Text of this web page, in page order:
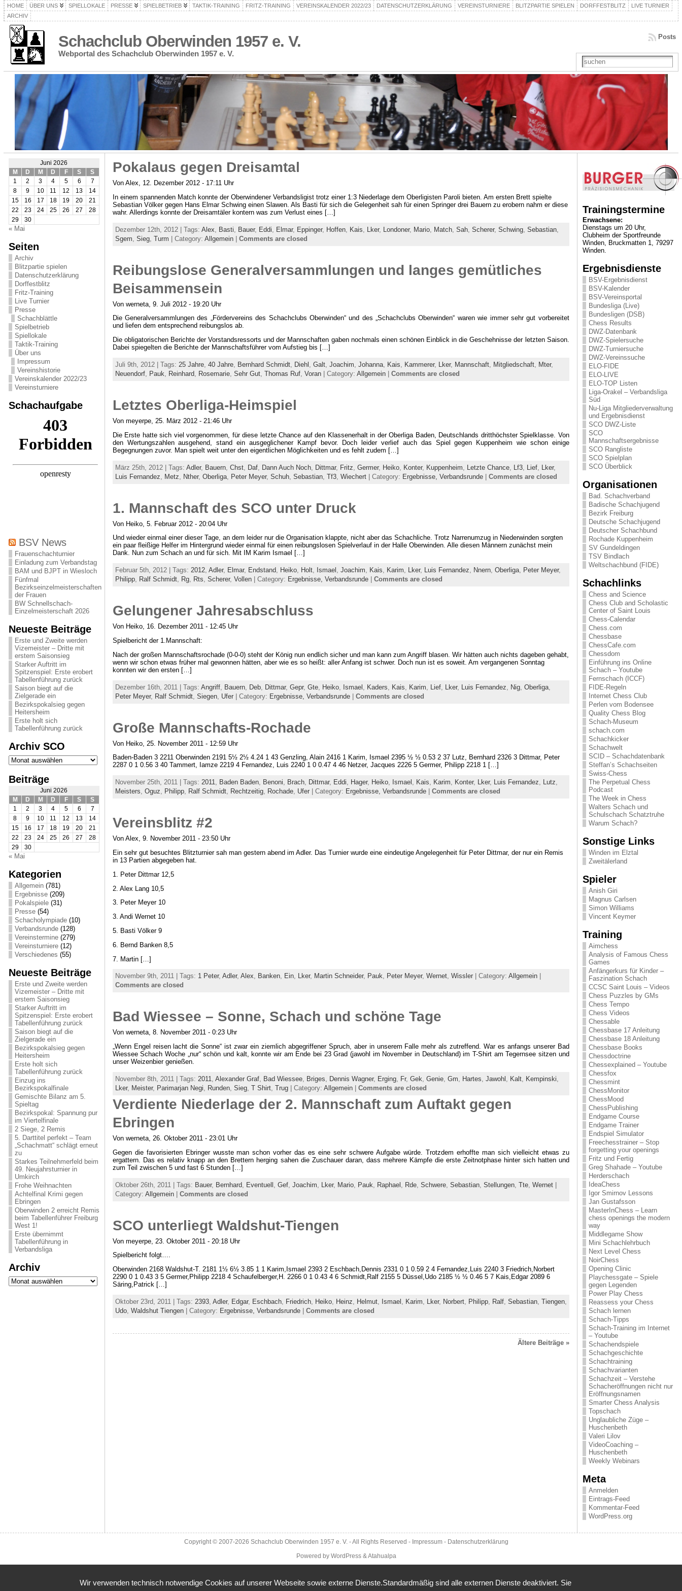
HOME ÜBER UNS SPIELLOKALE PRESSE SPIELBETRIEB TAKTIK-TRAINING FRITZ-TRAINING VEREINSKALENDER 2022/23 DATENSCHUTZERKLÄRUNG VEREINSTURNIERE BLITZPARTIE SPIELEN DORFFESTBLITZ
LIVE TURNIER
ARCHIV
Schachclub Oberwinden 1957 e. V.
Webportal des Schachclub Oberwinden 1957 e. V.
Posts
Juni 2026
M
D M D F S
S
1
2 3 4 5 6
7
8
9 10 11 12 13
14
15
16 17 18 19 20
21
22
23 24 25 26 27
28
29
30
« Mai
Seiten
Archiv
Blitzpartie spielen
Datenschutzerklärung
Dorffestblitz
Fritz-Training
Live Turnier
Presse
Schachblättle
Spielbetrieb
Spiellokale
Taktik-Training
Über uns
Impressum
Vereinshistorie
Vereinskalender 2022/23
Vereinsturniere
Schachaufgabe
BSV News
Frauenschachturnier
Einladung zum Verbandstag
BAM und BJPT in Wiesloch
Fünfmal
Bezirkseinzelmeisterschaften
der Frauen
BW Schnellschach-
Einzelmeisterschaft 2026
Neueste Beiträge
Erste und Zweite werden
Vizemeister – Dritte mit
erstem Saisonsieg
Starker Auftritt im
Spitzenspiel: Erste erobert
Tabellenführung zurück
Saison biegt auf die
Zielgerade ein
Bezirkspokalsieg gegen
Heitersheim
Erste holt sich
Tabellenführung zurück
Archiv SCO
Archiv
SCO
Beiträge
Juni 2026
M
D M D F S
S
1
2 3 4 5 6
7
8
9 10 11 12 13
14
15
16 17 18 19 20
21
22
23 24 25 26 27
28
29
30
« Mai
Kategorien
Allgemein(781)
Ergebnisse(209)
Pokalspiele(31)
Presse(54)
Schacholympiade(10)
Verbandsrunde(128)
Vereinstermine(279)
Vereinsturniere(12)
Verschiedenes (55)
Neueste Beiträge
Erste und Zweite werden
Vizemeister – Dritte mit
erstem Saisonsieg
Starker Auftritt im
Spitzenspiel: Erste erobert
Tabellenführung zurück
Saison biegt auf die
Zielgerade ein
Bezirkspokalsieg gegen
Heitersheim
Erste holt sich
Tabellenführung zurück
Einzug ins
Bezirkspokalfinale
Gemischte Bilanz am 5.
Spieltag
Bezirkspokal: Spannung pur
im Viertelfinale
2 Siege, 2 Remis
5. Darttitel perfekt – Team
„Schachmatt“ schlägt erneut
zu
Starkes Teilnehmerfeld beim
49. Neujahrsturnier in
Umkirch
Frohe Weihnachten
Achtelfinal Krimi gegen
Ebringen
Oberwinden 2 erreicht Remis
beim Tabellenführer Freiburg
West 1!
Erste übernimmt
Tabellenführung in
Verbandsliga
Archiv
Archiv
Pokalaus gegen Dreisamtal
Von Alex, 12. Dezember 2012 - 17:11 Uhr
In einem spannenden Match konnte der Oberwindener Verbandsligist trotz einer 1:3 Niederlage dem Oberligisten Paroli bieten. Am ersten Brett spielte
Sebastian Völker gegen Hans Elmar Schwing einen Slawen. Als Basti für sich die Gelegenheit sah für einen Springer drei Bauern zu erobern nahm er diese
wahr. Allerdings konnte der Dreisamtäler kontern was zum Verlust eines […]
Dezember 12th, 2012 | Tags: Alex Basti Bauer, Eddi Elmar, Eppinger, Hoffen, Kais Lker, Londoner, Mario, Match, Sah, Scherer, Schwing, Sebastian,
Sgem Sieg, Turm | Category: Allgemein| Comments are closed
Reibungslose Generalversammlungen und langes gemütliches
Beisammensein
Von werneta, 9. Juli 2012 - 19:20 Uhr
Die Generalversammlungen des „Fördervereins des Schachclubs Oberwinden“ und des „Schachclubs Oberwinden“ waren wie immer sehr gut vorbereitet
und liefen dem entsprechend reibungslos ab.
Die obligatorischen Berichte der Vorstandsressorts und der Mannschaften gaben nochmals einen schönen Einblick in die Geschehnisse der letzten Saison.
Dabei spiegelten die Berichte der Mannschaftsführer vom Aufstieg bis […]
Juli 9th, 2012 | Tags: 25 Jahre, 40 Jahre, Bernhard Schmidt, Diehl Galt, Joachim Johanna, Kais Kammerer, Lker, Mannschaft, Mitgliedschaft, Mter,
Neuendorf, Pauk Reinhard Rosemarie, Sehr Gut, Thomas Ruf, Voran| Category: Allgemein| Comments are closed
Letztes Oberliga-Heimspiel
Von meyerpe, 25. März 2012 - 21:46 Uhr
Die Erste hatte sich viel vorgenommen, für diese letzte Chance auf den Klassenerhalt in der Oberliga Baden, Deutschlands dritthöchster Spielklasse. Von
den Wertungszahlen ausgehend, stand ein ausgeglichener Kampf bevor. Doch leider verlief auch das Spiel gegen Kuppenheim wie schon einige
Begegnungen zuvor. Man spielt weit unter den eigentlichen Möglichkeiten und es fehlt zudem […]
März 25th, 2012 | Tags: Adler, Bauern, Chst, Daf, Dann Auch Noch, Dittmar, Fritz Germer, Heiko, Konter, Kuppenheim Letzte Chance, Lf3, Lief, Lker,
Luis Fernandez
Metz Nther, Oberliga, Peter Meyer, Schuh, Sebastian, Tf3, Wiechert| Category: Ergebnisse, Verbandsrunde| Comments are closed
1. Mannschaft des SCO unter Druck
Von Heiko, 5. Februar 2012 - 20:04 Uhr
Und wieder einmal einer dieser Tage, an dem leider nur die Organisation klappte, nicht aber das Schachliche. Trotz Narrenumzug in Niederwinden sorgten
ein paar fleißige Helfer im Hintergrund wieder einmal für einen reibungslosen Spielverlauf in der Halle Oberwinden. Alle diesen Männern zunächst mein
Dank. Nun zum Schach an und für sich. Mit IM Karim Ismael […]
Februar 5th, 2012 | Tags: 2012, Adler, Elmar, Endstand, Heiko, Holt, Ismael , Joachim, Kais, Karim, Lker, Luis Fernandez, Nnern, Oberliga, Peter Meyer,
Philipp, Ralf Schmidt, Rg, Rts, Scherer, Vollen| Category: Ergebnisse, Verbandsrunde| Comments are closed
Gelungener Jahresabschluss
Von Heiko, 16. Dezember 2011 - 12:45 Uhr
Spielbericht der 1.Mannschaft:
Nach der großen Mannschaftsrochade (0-0-0) steht der König nun endlich sicher und man kann zum Angriff blasen. Wir hätten auch nichts dageben gehabt,
wenn wir schon etwas früher mal gewonnen hätten, aber wie es so heißt: aller Anfang ist schwer. Doch nun ist es soweit. Am vergangenen Sonntag
konnten wir den ersten […]
Dezember 16th, 2011 | Tags: Angriff, Bauern, Deb, Dittmar, Gepr, Gte, Heiko, Ismael Kaders Kais Karim Lief, Lker, Luis Fernandez Nig, Oberliga,
Peter Meyer, Ralf Schmidt, Siegen, Ufer| Category: Ergebnisse, Verbandsrunde| Comments are closed
Große Mannschafts-Rochade
Von Heiko, 25. November 2011 - 12:59 Uhr
Baden-Baden 3 2211 Oberwinden 2191 5½ 2½ 4.24 1 43 Genzling, Alain 2416 1 Karim, Ismael 2395 ½ ½ 0.53 2 37 Lutz, Bernhard 2326 3 Dittmar, Peter
2287 0 1 0.56 3 40 Tammert, Iamze 2219 4 Fernandez, Luis 2240 1 0 0.47 4 46 Netzer, Jacques 2226 5 Germer, Philipp 2218 1 […]
November 25th, 2011 | Tags: 2011, Baden Baden, Benoni, Brach, Dittmar, Eddi, Hager, Heiko, Ismael , Kais, Karim, Konter, Lker, Luis Fernandez, Lutz,
Meisters, Oguz, Philipp, Ralf Schmidt, Rechtzeitig, Rochade, Ufer| Category: Ergebnisse, Verbandsrunde| Comments are closed
Vereinsblitz #2
Von Alex, 9. November 2011 - 23:50 Uhr
Ein sehr gut besuchtes Blitzturnier sah man gestern abend im Adler. Das Turnier wurde eine eindeutige Angelegenheit für Peter Dittmar, der nur ein Remis
in 13 Partien abgegeben hat.
1. Peter Dittmar 12,5
2. Alex Lang 10,5
3. Peter Meyer 10
3. Andi Wernet 10
5. Basti Völker 9
6. Bernd Banken 8,5
7. Martin […]
November 9th, 2011 | Tags: 1 Peter, Adler, Alex, Banken, Ein, Lker, Martin Schneider, Pauk, Peter Meyer, Wernet, Wissler| Category: Allgemein|
Comments are closed
Bad Wiessee – Sonne, Schach und schöne Tage
Von werneta, 8. November 2011 - 0:23 Uhr
„Wenn Engel reisen lacht die Sonne“ ist zwar ein ziemlich abgegriffener Spruch, aber in unserem Falle mehr als zutreffend. War es anfangs unserer Bad
Wiessee Schach Woche „nur“ schön und kalt, konnte wir am Ende bei 23 Grad (jawohl im November in Deutschland) im T-Shirt am Tegernsee sitzen und
unser Weizenbier genießen.
November 8th, 2011 | Tags: 2011 Alexander Graf, Bad Wiessee, Briges Dennis Wagner, Erging, Fr, Gek Genie, Gm Hartes Jawohl Kalt, Kempinski
Lker, Meister, Parimarjan Negi Runden, Sieg, T Shirt, Trug| Category: Allgemein| Comments are closed
Verdiente Niederlage der 2. Mannschaft zum Auftakt gegen
Ebringen
Von werneta, 26. Oktober 2011 - 23:01 Uhr
Gegen die favorisierten Ebringer wusste man schon vorher das es eine sehr schwere Aufgabe würde. Trotzdem erhoffte man sich vielleicht etwas zu
ergattern. Das es relativ knapp an den Brettern herging sahen die Zuschauer daran, dass mehrere Kämpfe die erste Zeitnotphase hinter sich hatten und
zum Teil zwischen 5 und fast 6 Stunden […]
Oktober 26th, 2011 | Tags: Bauer, Bernhard, Eventuell Gef, Joachim Lker, Mario, Pauk Raphael Rde, Schwere, Sebastian, Stellungen, Tte, Wernet|
Category: Allgemein| Comments are closed
SCO unterliegt Waldshut-Tiengen
Von meyerpe, 23. Oktober 2011 - 20:18 Uhr
Spielbericht folgt….
Oberwinden 2168 Waldshut-T. 2181 1½ 6½ 3.85 1 1 Karim,Ismael 2393 2 Eschbach,Dennis 2331 0 1 0.59 2 4 Fernandez,Luis 2240 3 Friedrich,Norbert
2290 0 1 0.43 3 5 Germer,Philipp 2218 4 Schaufelberger,H. 2266 0 1 0.43 4 6 Schmidt,Ralf 2155 5 Düssel,Udo 2185 ½ ½ 0.46 5 7 Kais,Edgar 2089 6
Säring,Patrick […]
Oktober 23rd, 2011 | Tags: 2393, Adler, Edgar, Eschbach, Friedrich, Heiko, Heinz Helmut, Ismael Karim Lker, Norbert, Philipp, Ralf, Sebastian, Tiengen,
Udo, Waldshut Tiengen| Category: Ergebnisse, Verbandsrunde| Comments are closed
Ältere Beiträge »
Trainingstermine
Erwachsene:
Dienstags um 20 Uhr,
Clubheim der Sportfreunde
Winden, Bruckmatten 1, 79297
Winden.
Ergebnisdienste
BSV-Ergebnisdienst
BSV-Kalender
BSV-Vereinsportal
Bundesliga (Live)
Bundesligen (DSB)
Chess Results
DWZ-Datenbank
DWZ-Spielersuche
DWZ-Turniersuche
DWZ-Vereinssuche
ELO-FIDE
ELO-LIVE
ELO-TOP Listen
Liga-Orakel – Verbandsliga
Süd
Nu-Liga Mitgliederverwaltung
und Ergebnisdienst
SCO DWZ-Liste
SCO
Mannschaftsergebnisse
SCO Rangliste
SCO Spielplan
SCO Überblick
Organisationen
Bad. Schachverband
Badische Schachjugend
Bezirk Freiburg
Deutsche Schachjugend
Deutscher Schachbund
Rochade Kuppenheim
SV Gundeldingen
TSV Bindlach
Weltschachbund (FIDE)
Schachlinks
Chess and Science
Chess Club and Scholastic
Center of Saint Louis
Chess-Calendar
Chess.com
Chessbase
ChessCafe.com
Chessdom
Einführung ins Online
Schach – Youtube
Fernschach (ICCF)
FIDE-Regeln
Internet Chess Club
Perlen vom Bodensee
Quality Chess Blog
Schach-Museum
schach.com
Schachkicker
Schachwelt
SCID – Schachdatenbank
Steffan’s Schachseiten
Swiss-Chess
The Perpetual Chess
Podcast
The Week in Chess
Walters Schach und
Schulschach Schatztruhe
Warum Schach?
Sonstige Links
Winden im Elztal
Zweitälerland
Spieler
Anish Giri
Magnus Carlsen
Simon Williams
Vincent Keymer
Training
Aimchess
Analysis of Famous Chess
Games
Anfängerkurs für Kinder –
Faszination Schach
CCSC Saint Louis – Videos
Chess Puzzles by GMs
Chess Tempo
Chess Videos
Chessable
Chessbase 17 Anleitung
Chessbase 18 Anleitung
Chessbase Books
Chessdoctrine
Chessexplained – Youtube
Chessfox
Chessmint
ChessMonitor
ChessMood
ChessPublishing
Endgame Course
Endgame Trainer
Endspiel Simulator
Freechesstrainer – Stop
forgetting your openings
Fritz und Fertig
Greg Shahade – Youtube
Herderschach
IdeaChess
Igor Smirnov Lessons
Jan Gustafsson
MasterInChess – Learn
chess openings the modern
way
Middlegame Show
Mini Schachlehrbuch
Next Level Chess
NoirChess
Opening Clinic
Playchessgate – Spiele
gegen Legenden
Power Play Chess
Reassess your Chess
Schach lernen
Schach-Tipps
Schach-Training im Internet
– Youtube
Schachendspiele
Schachgeschichte
Schachtraining
Schachvarianten
Schachzeit – Verstehe
Schacheröffnungen nicht nur
Eröffnungsnamen
Smarter Chess Analysis
Topschach
Unglaubliche Züge –
Huschenbeth
Valeri Lilov
VideoCoaching –
Huschenbeth
Weekly Webinars
Meta
Anmelden
Eintrags-Feed
Kommentar-Feed
WordPress.org
Copyright © 2007-2026 Schachclub Oberwinden 1957 e. V.- All Rights Reserved - Impressum- Datenschutzerklärung
Powered by WordPress&Atahualpa
Wir verwenden technisch notwendige Cookies auf unserer Webseite sowie externe Dienste.Standardmäßig sind alle externen Dienste deaktiviert. Sie